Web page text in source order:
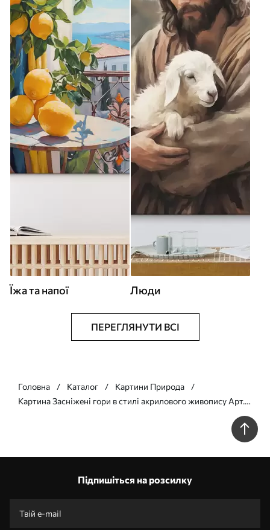
Їжа та напої Люди
ПЕРЕГЛЯНУТИ ВСІ
Головна Каталог
Картини Природа
Картина Засніжені гори в стилі акрилового живопису Арт.
Підпишіться на розсилку